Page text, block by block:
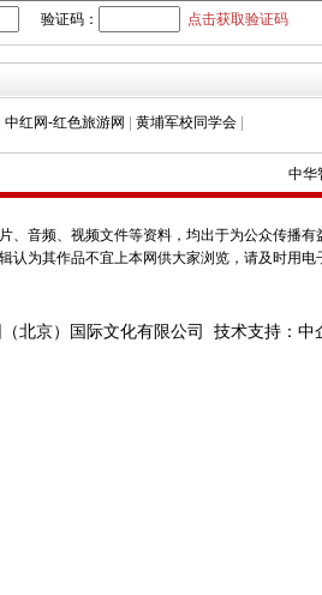
验证码： 点击获取验证码
中红网-红色旅游网 黄埔军校同学会
中华
、音频、视频文件等资料，均出于为公众传播
认为其作品不宜上本网供大家浏览，请及时用
北京）国际文化有限公司 技术支持：